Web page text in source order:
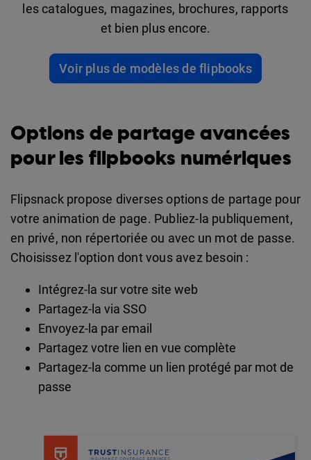
les catalogues, magazines, brochures, rapports
et bien plus encore.
Voir plus de modèles de flipbooks
Options de partage avancées
pour les flipbooks numériques
Flipsnack propose diverses options de partage pour
votre animation de page. Publiez-la publiquement,
en privé, non répertoriée ou avec un mot de passe.
Choisissez l'option dont vous avez besoin :
Intégrez-la sur votre site web
Partagez-la via SSO
Envoyez-la par email
Partagez votre lien en vue complète
Partagez-la comme un lien protégé par mot de
passe